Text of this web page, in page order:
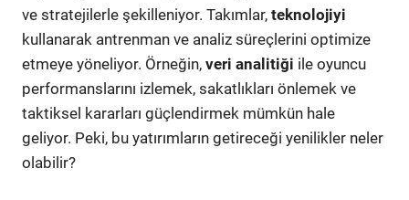
ve stratejilerle şekilleniyor. Takımlar, teknolojiyi
kullanarak antrenman ve analiz süreçlerini optimize
etmeye yöneliyor. Örneğin, veri analitiği ile oyuncu
performanslarını izlemek, sakatlıkları önlemek ve
taktiksel kararları güçlendirmek mümkün hale
geliyor. Peki, bu yatırımların getireceği yenilikler neler
olabilir?